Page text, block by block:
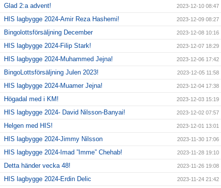
Glad 2:a advent! 2023-12-10 08:47
HIS lagbygge 2024-Amir Reza Hashemi! 2023-12-09 08:27
Bingolottsförsäljning December 2023-12-08 10:16
HIS lagbygge 2024-Filip Stark! 2023-12-07 18:29
HIS lagbygge 2024-Muhammed Jejna! 2023-12-06 17:42
BingoLottsförsäljning Julen 2023! 2023-12-05 11:58
HIS lagbygge 2024-Muamer Jejna! 2023-12-04 17:38
Högadal med i KM! 2023-12-03 15:19
HIS lagbygge 2024- David Nilsson-Banyai! 2023-12-02 07:57
Helgen med HIS! 2023-12-01 13:01
HIS lagbygge 2024-Jimmy Nilsson 2023-11-30 17:06
HIS lagbygge 2024-Imad ”Imme” Chehab! 2023-11-28 19:10
Detta händer vecka 48! 2023-11-26 19:08
HIS lagbygge 2024-Erdin Delic 2023-11-24 21:42